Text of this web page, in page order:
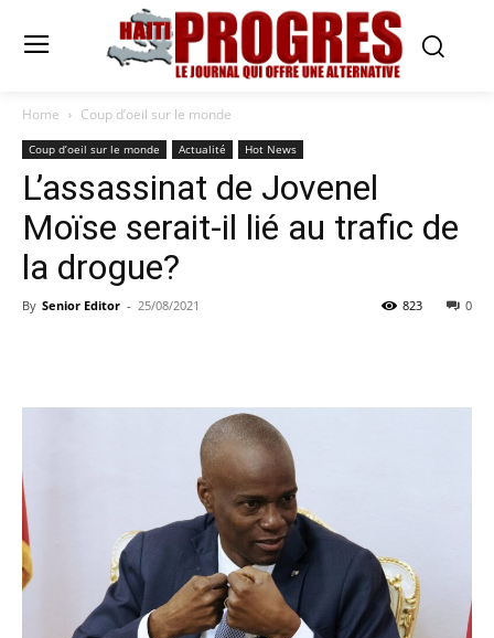
Home Coup d’oeil sur le monde
Coup d’oeil sur le monde Actualité Hot News
L’assassinat de Jovenel
Moïse serait-il lié au trafic de
la drogue?
By Senior Editor - 25/08/2021 0
823